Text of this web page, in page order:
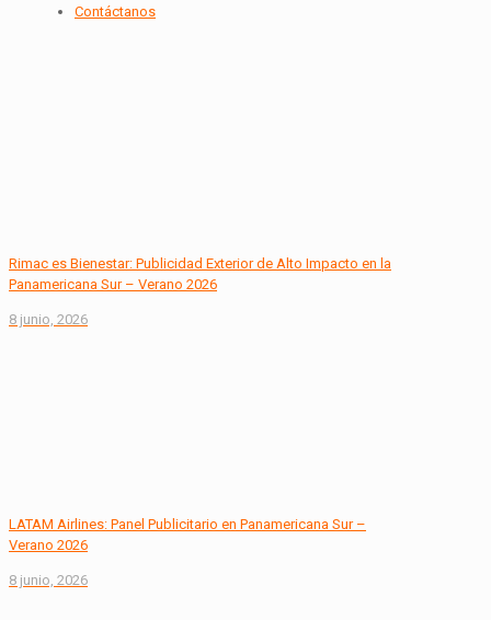
Contáctanos
Rimac es Bienestar: Publicidad Exterior de Alto Impacto en la
Panamericana Sur – Verano 2026
8 junio, 2026
LATAM Airlines: Panel Publicitario en Panamericana Sur –
Verano 2026
8 junio, 2026